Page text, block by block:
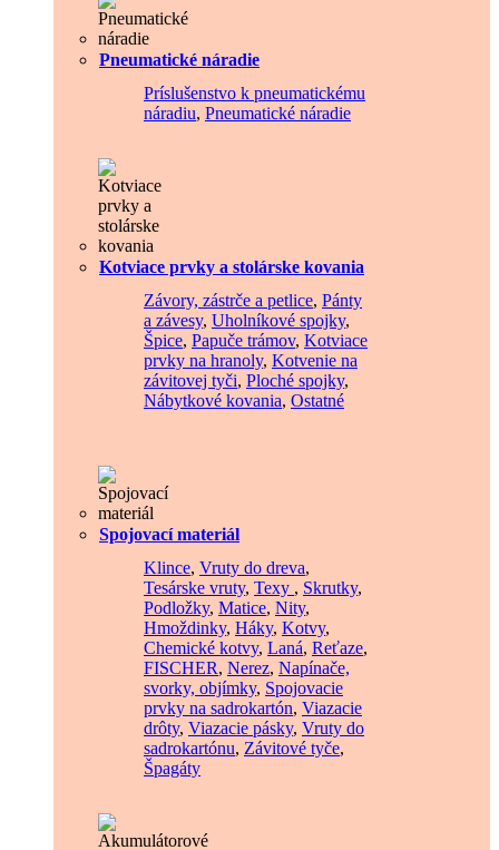
Pneumatické náradie
Príslušenstvo k pneumatickému
náradiu, Pneumatické náradie
Kotviace prvky a stolárske kovania
Závory, zástrče a petlice, Pánty
a závesy, Uholníkové spojky,
Špice, Papuče trámov, Kotviace
prvky na hranoly, Kotvenie na
závitovej tyči, Ploché spojky,
Nábytkové kovania, Ostatné
Spojovací materiál
Klince, Vruty do dreva,
Tesárske vruty, Texy , Skrutky,
Podložky, Matice, Nity,
Hmoždinky, Háky, Kotvy,
Chemické kotvy, Laná, Reťaze,
FISCHER, Nerez, Napínače,
svorky, objímky, Spojovacie
prvky na sadrokartón, Viazacie
drôty, Viazacie pásky, Vruty do
sadrokartónu, Závitové tyče,
Špagáty